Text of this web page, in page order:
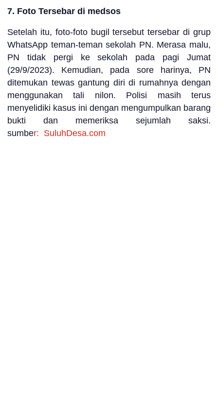
7. Foto Tersebar di medsos
Setelah itu, foto-foto bugil tersebut tersebar di grup
WhatsApp teman-teman sekolah PN. Merasa malu,
PN tidak pergi ke sekolah pada pagi Jumat
(29/9/2023). Kemudian, pada sore harinya, PN
ditemukan tewas gantung diri di rumahnya dengan
menggunakan tali nilon. Polisi masih terus
menyelidiki kasus ini dengan mengumpulkan barang
bukti dan memeriksa sejumlah saksi.
sumber: SuluhDesa.com